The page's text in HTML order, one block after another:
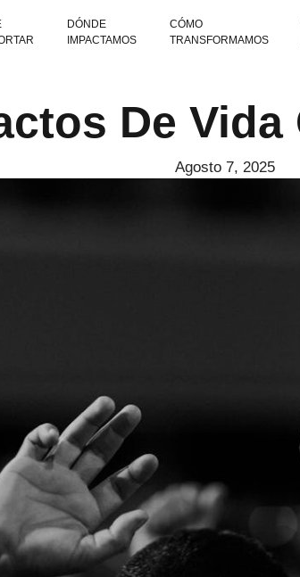
DÓNDE
IMPACTAMOS
CÓMO
TRANSFORMAMOS
De Vida
Agosto 7, 2025